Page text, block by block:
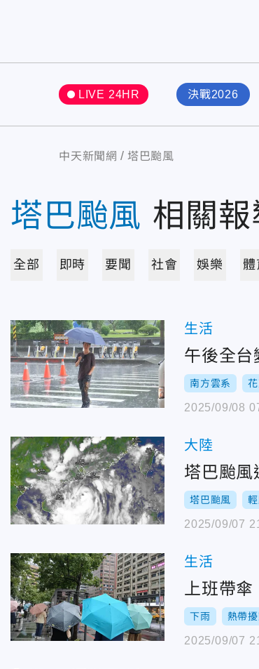
LIVE 24HR 決戰2026
中天新聞網 塔巴颱風
塔巴颱風 相關報
全部 即時 要聞 社會 娛樂 體
生活
午後全
南方雲系
2025/09/08
大陸
塔巴颱
塔巴颱風
2025/09/07
生活
上班帶
下雨 熱帶
2025/09/07